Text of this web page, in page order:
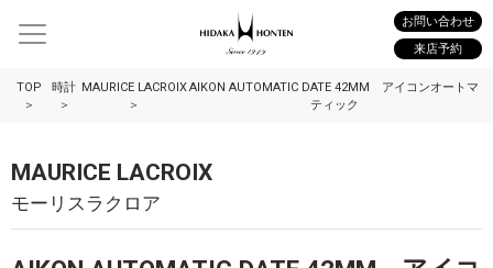
お問い合わせ
来店予約
TOP 時計 MAURICE LACROIX AIKON AUTOMATIC DATE 42MM アイコンオートマ
ティック
MAURICE LACROIX
モーリスラクロア